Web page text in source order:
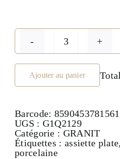
quantité
de
Assiette
plate
29
N°1
Ajouter au panier
Barcode: 8590453781561
UGS : G1Q2129
Catégorie : GRANIT
Étiquettes : assiette plate,
porcelaine